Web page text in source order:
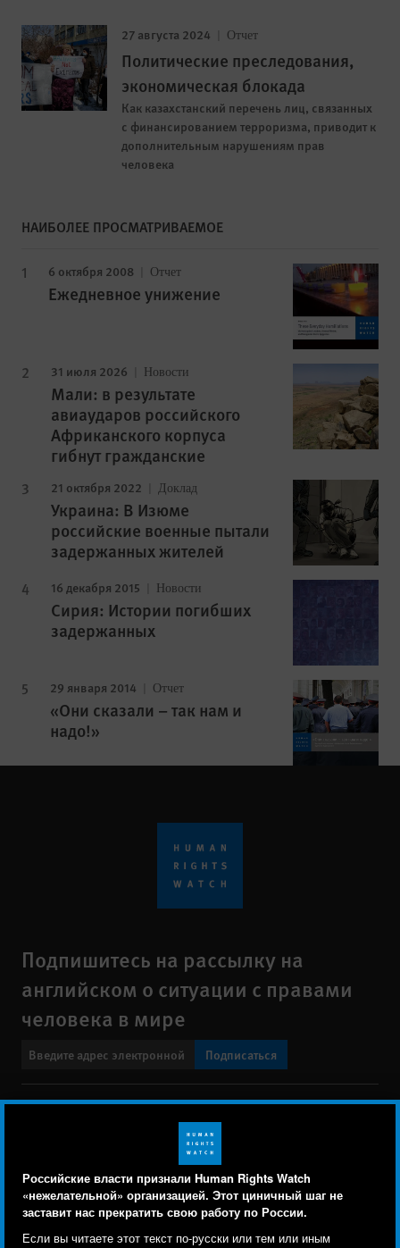
Российские власти признали Human Rights Watch
«нежелательной» организацией. Этот циничный шаг не
заставит нас прекратить свою работу по России.
Если вы читаете этот текст по-русски или тем или иным
27 августа 2024 Отчет
Политические преследования,
экономическая блокада
Как казахстанский перечень лиц, связанных
с финансированием терроризма, приводит к
дополнительным нарушениям прав
человека
НАИБОЛЕЕ ПРОСМАТРИВАЕМОЕ
6 октября 2008 Отчет
Ежедневное унижение
31 июля 2026 Новости
Мали: в результате
авиаударов российского
Африканского корпуса
гибнут гражданские
21 октября 2022 Доклад
Украина: В Изюме
российские военные пытали
задержанных жителей
16 декабря 2015 Новости
Сирия: Истории погибших
задержанных
29 января 2014 Отчет
«Они сказали – так нам и
надо!»
Подпишитесь на рассылку на
английском о ситуации с правами
человека в мире
Подписаться
Свяжитесь с нами
menu
Заявление о политике конфиденциальности
Карта сайта
Text Version
Human Rights Watch cookie preferences
Мы используем файлы cookie, технологии